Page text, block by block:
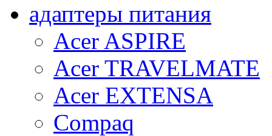
адаптеры питания
Acer ASPIRE
Acer TRAVELMATE
Acer EXTENSA
Compaq